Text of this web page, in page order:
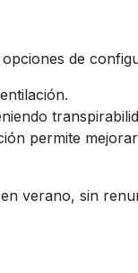
de
permite
verano, sin